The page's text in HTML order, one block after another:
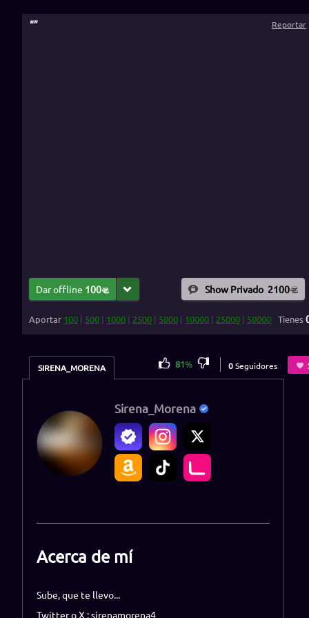
“” Reportar
Dar offline 100 Show Privado 2100
Aportar 100 | 500 | 1000 | 2500 | 5000 | 10000 | 25000 | 50000 Tienes
SIRENA_MORENA 81% 0Seguidores
Sirena_Morena
Acerca de mí
Sube, que te llevo...
Twitter o X : sirenamorena4